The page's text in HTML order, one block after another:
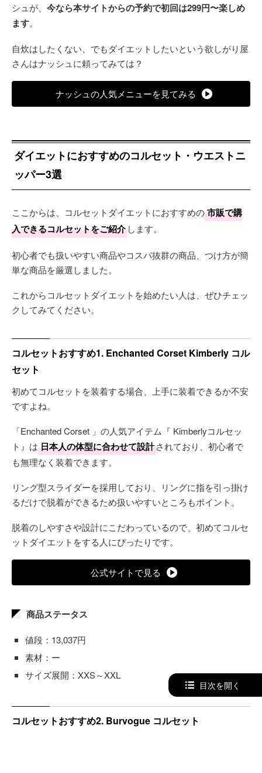
シュが、 今なら本サイトからの予約で初回は299円〜楽しめ
ます。
自炊はしたくない、でもダイエットしたいという欲しがり屋
さんはナッシュに頼ってみては？
ナッシュの人気メニューを見てみる
ダイエットにおすすめのコルセット・ウエストニ
ッパー3選
ここからは、コルセットダイエットにおすすめの市販で購
入できるコルセットをご紹介 します。
初心者でも扱いやすい商品やコスパ抜群の商品、つけ方が簡
単な商品を厳選しました。
これからコルセットダイエットを始めたい人は、ぜひチェッ
クしてみてください。
コルセットおすすめ1. Enchanted Corset Kimberly コル
セット
初めてコルセットを装着する場合、上手に装着できるか不安
ですよね。
「Enchanted Corset 」の人気アイテム『 Kimberlyコルセッ
ト』は 日本人の体型に合わせて設計されており、初心者で
も無理なく装着できます。
リング型スライダーを採用しており、リングに指を引っ掛け
るだけで脱着ができるため扱いやすいところもポイント。
脱着のしやすさや設計にこだわっているので、初めてコルセ
ットダイエットをする人にぴったりです。
公式サイトで見る
商品ステータス
値段：13,037円
素材：ー
サイズ展開：XXS～XXL
コルセットおすすめ2. Burvogue コルセット
目次を開く